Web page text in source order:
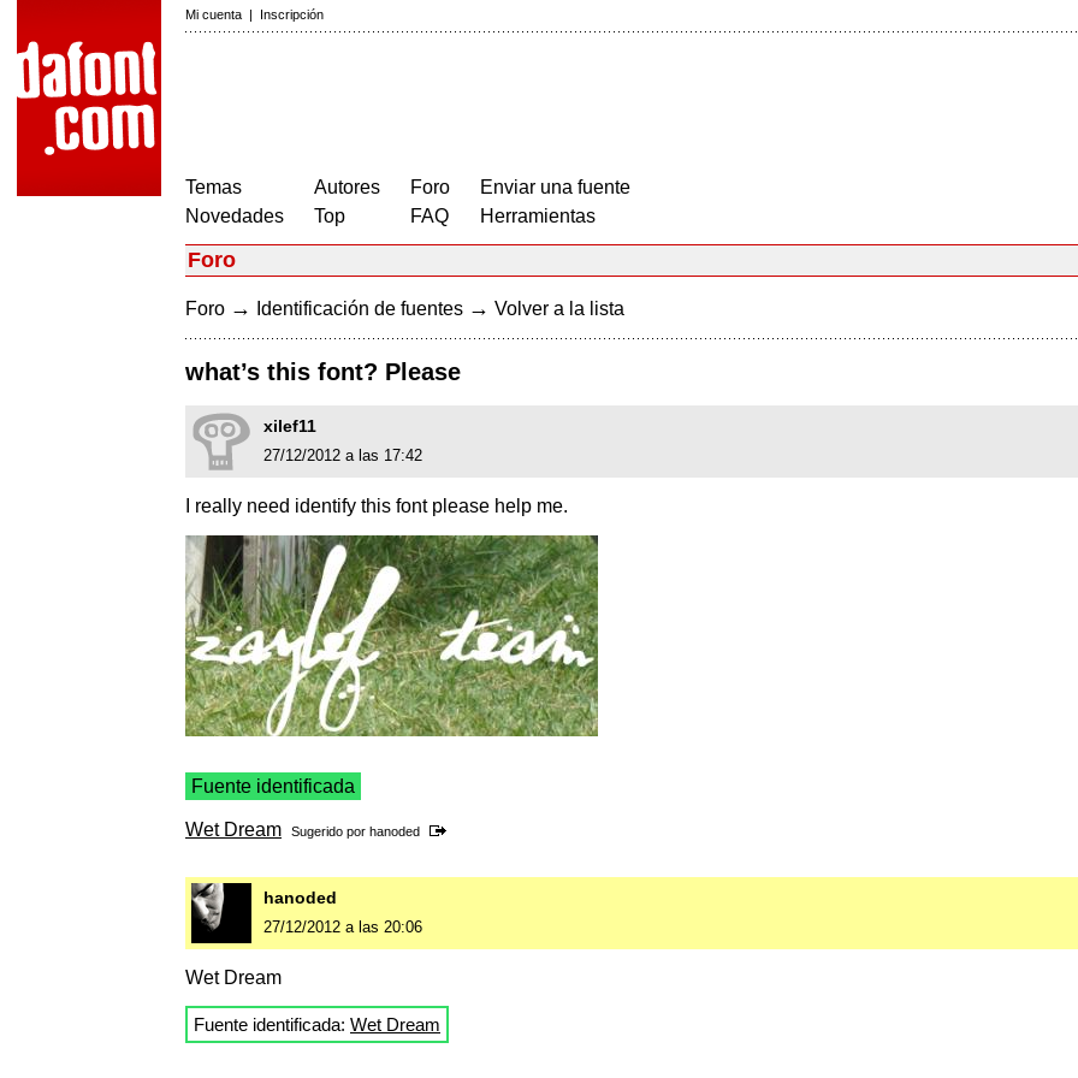
Mi cuenta | Inscripción
Temas
Novedades
Autores
Top
Foro
FAQ
Enviar una fuente
Herramientas
Foro
Foro → Identificación de fuentes → Volver a la lista
what’s this font? Please
xilef11
27/12/2012 a las 17:42
I really need identify this font please help me.
Fuente identificada
Wet Dream Sugerido por hanoded
hanoded
27/12/2012 a las 20:06
Wet Dream
Fuente identificada: Wet Dream